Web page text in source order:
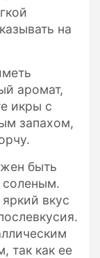
на
аромат,
икры с
запахом,
быть
соленым.
вкус
так как ее